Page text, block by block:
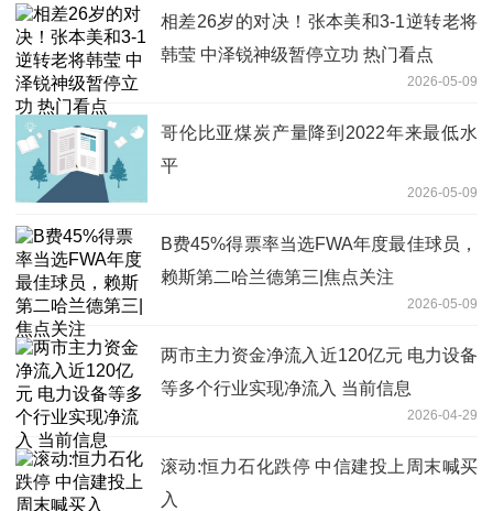
相差26岁的对决！张本美和3-1逆转老将
韩莹 中泽锐神级暂停立功 热门看点
2026-05-09
哥伦比亚煤炭产量降到2022年来最低水
平
2026-05-09
B费45%得票率当选FWA年度最佳球员，
赖斯第二哈兰德第三|焦点关注
2026-05-09
两市主力资金净流入近120亿元 电力设备
等多个行业实现净流入 当前信息
2026-04-29
滚动:恒力石化跌停 中信建投上周末喊买
入